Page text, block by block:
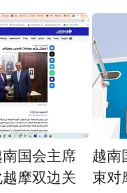
国会主席
摩双边关
越南
束对